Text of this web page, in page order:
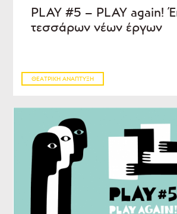
PLAY #5 – PLAY again!
τεσσάρων νέων έργων
ΘΕΑΤΡΙΚΉ ΑΝΆΠΤΥΞΗ